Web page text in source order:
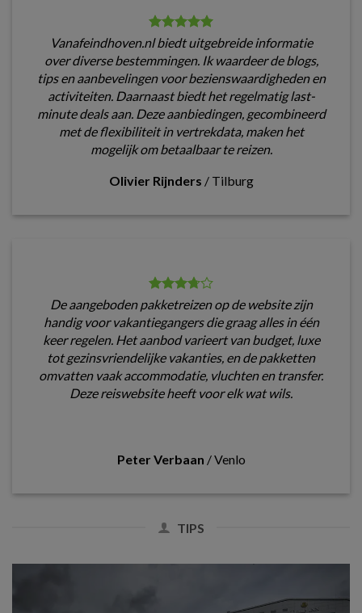
Vanafeindhoven.nl biedt uitgebreide informatie
over diverse bestemmingen. Ik waardeer de blogs,
tips en aanbevelingen voor bezienswaardigheden en
activiteiten. Daarnaast biedt het regelmatig last-
minute deals aan. Deze aanbiedingen, gecombineerd
met de flexibiliteit in vertrekdata, maken het
mogelijk om betaalbaar te reizen.
Olivier Rijnders / Tilburg
De aangeboden pakketreizen op de website zijn
handig voor vakantiegangers die graag alles in één
keer regelen. Het aanbod varieert van budget, luxe
tot gezinsvriendelijke vakanties, en de pakketten
omvatten vaak accommodatie, vluchten en transfer.
Deze reiswebsite heeft voor elk wat wils.
Peter Verbaan /Venlo
TIPS